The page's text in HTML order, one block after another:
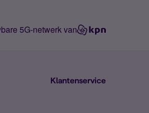
5G-netwerk van
Klantenservice